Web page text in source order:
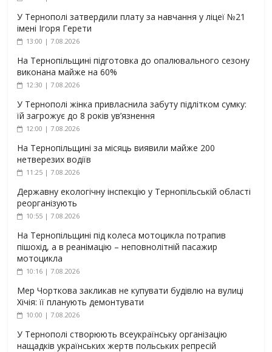
У Тернополі затвердили плату за навчання у ліцеї №21
імені Ігоря Герети
13:00 | 7.08.2026
На Тернопільщині підготовка до опалювального сезону
виконана майже на 60%
12:30 | 7.08.2026
У Тернополі жінка привласнила забуту підлітком сумку:
їй загрожує до 8 років ув’язнення
12:00 | 7.08.2026
На Тернопільщині за місяць виявили майже 200
нетверезих водіїв
11:25 | 7.08.2026
Державну екологічну інспекцію у Тернопільській області
реорганізують
10:55 | 7.08.2026
На Тернопільщині під колеса мотоцикла потрапив
пішохід, а в реанімацію – неповнолітній пасажир
мотоцикла
10:16 | 7.08.2026
Мер Чорткова закликав не купувати будівлю на вулиці
Хічія: її планують демонтувати
10:00 | 7.08.2026
У Тернополі створюють всеукраїнську організацію
нащадків українських жертв польських репресій